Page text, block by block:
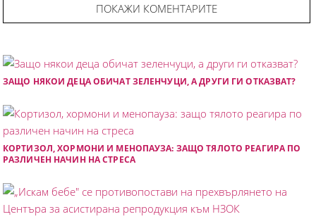
ПОКАЖИ КОМЕНТАРИТЕ
ЗАЩО НЯКОИ ДЕЦА ОБИЧАТ ЗЕЛЕНЧУЦИ, А ДРУГИ ГИ ОТКАЗВАТ?
КОРТИЗОЛ, ХОРМОНИ И МЕНОПАУЗА: ЗАЩО ТЯЛОТО РЕАГИРА ПО
РАЗЛИЧЕН НАЧИН НА СТРЕСА